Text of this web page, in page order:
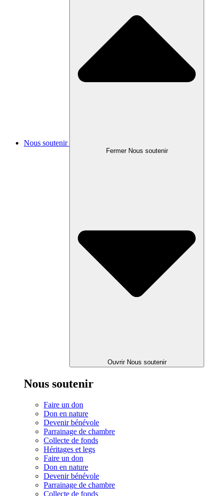
Nous soutenir
Fermer Nous soutenir
Ouvrir Nous soutenir
Nous soutenir
Faire un don
Don en nature
Devenir bénévole
Parrainage de chambre
Collecte de fonds
Héritages et legs
Faire un don
Don en nature
Devenir bénévole
Parrainage de chambre
Collecte de fonds